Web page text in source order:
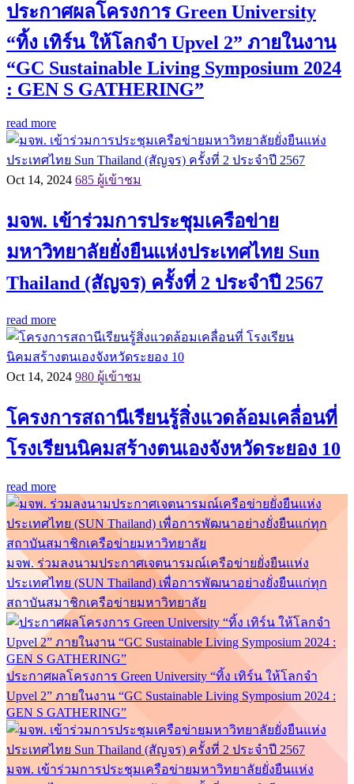
ประกาศผลโครงการ Green University
“ทิ้ง เทิร์น ให้โลกจำ Upvel 2” ภายในงาน
“GC Sustainable Living Symposium 2024
: GEN S GATHERING”
read more
Oct 14, 2024 685 ผู้เข้าชม
มจพ. เข้าร่วมการประชุมเครือข่าย
มหาวิทยาลัยยั่งยืนแห่งประเทศไทย Sun
Thailand (สัญจร) ครั้งที่ 2 ประจำปี 2567
read more
Oct 14, 2024 980 ผู้เข้าชม
โครงการสถานีเรียนรู้สิ่งแวดล้อมเคลื่อนที่
โรงเรียนนิคมสร้างตนเองจังหวัดระยอง 10
read more
มจพ. ร่วมลงนามประกาศเจตนารมณ์เครือข่ายยั่งยืนแห่ง
ประเทศไทย (SUN Thailand) เพื่อการพัฒนาอย่างยั่งยืนแก่ทุก
สถาบันสมาชิกเครือข่ายมหาวิทยาลัย
ประกาศผลโครงการ Green University “ทิ้ง เทิร์น ให้โลกจำ
Upvel 2” ภายในงาน “GC Sustainable Living Symposium 2024 :
GEN S GATHERING”
มจพ. เข้าร่วมการประชุมเครือข่ายมหาวิทยาลัยยั่งยืนแห่ง